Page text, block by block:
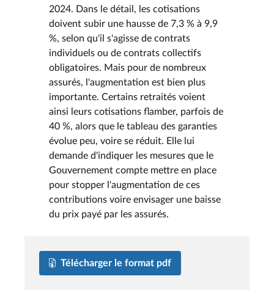
2024. Dans le détail, les cotisations
doivent subir une hausse de 7,3 % à 9,9
%, selon qu'il s'agisse de contrats
individuels ou de contrats collectifs
obligatoires. Mais pour de nombreux
assurés, l'augmentation est bien plus
importante. Certains retraités voient
ainsi leurs cotisations flamber, parfois de
40 %, alors que le tableau des garanties
évolue peu, voire se réduit. Elle lui
demande d'indiquer les mesures que le
Gouvernement compte mettre en place
pour stopper l'augmentation de ces
contributions voire envisager une baisse
du prix payé par les assurés.
Télécharger le format pdf